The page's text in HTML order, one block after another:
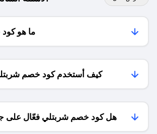
ما هو
كيف أستخدم كود خصم
هل كود خصم شربتلي فعّال على